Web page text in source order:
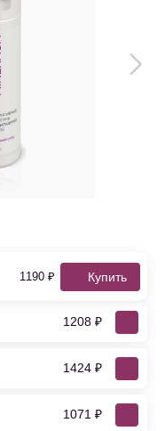
1190 ₽ Купить
1208 ₽
1424 ₽
1071 ₽